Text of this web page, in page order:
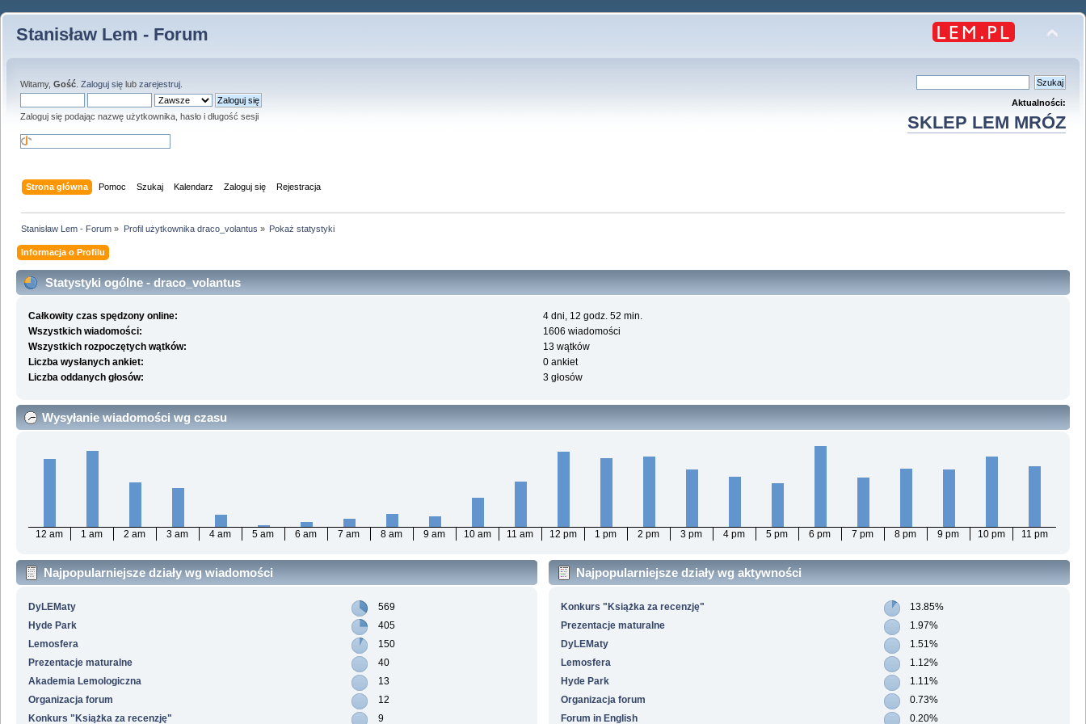
Stanisław Lem - Forum
Witamy, Gość Zaloguj się lub zarejestruj
Zaloguj się podając nazwę użytkownika, hasło i długość sesji
Aktualności:
SKLEP LEM MRÓZ
Strona główna Pomoc Szukaj Kalendarz Zaloguj się Rejestracja
Stanisław Lem - Forum » Profil użytkownika draco_volantus » Pokaż statystyki
Informacja o Profilu
Statystyki ogólne - draco_volantus
Całkowity czas spędzony online:
4 dni, 12 godz. 52 min.
Wszystkich wiadomości:
1606 wiadomości
Wszystkich rozpoczętych wątków:
13 wątków
Liczba wysłanych ankiet:
0 ankiet
Liczba oddanych głosów:
3 głosów
Wysyłanie wiadomości wg czasu
12 am 1 am 2 am 3 am 4 am 5 am 6 am 7 am 8 am 9 am 10 am 11 am 12 pm 1 pm 2 pm 3 pm 4 pm 5 pm 6 pm 7 pm 8 pm 9 pm 10 pm 11 pm
Najpopularniejsze działy wg wiadomości
DyLEMaty
569
Hyde Park
405
Lemosfera
150
Prezentacje maturalne
40
Akademia Lemologiczna
13
Organizacja forum
12
Konkurs "Książka za recenzję"
9
Najpopularniejsze działy wg aktywności
Konkurs "Książka za recenzję"
13.85%
Prezentacje maturalne
1.97%
DyLEMaty
1.51%
Lemosfera
1.12%
Hyde Park
1.11%
Organizacja forum
0.73%
Forum in English
0.20%